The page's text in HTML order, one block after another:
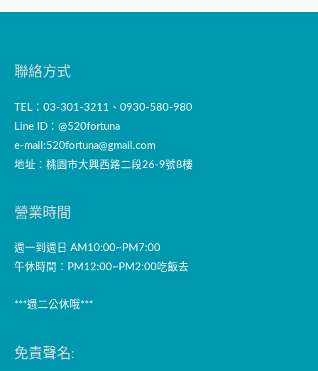
聯絡方式
TEL：03-301-3211、0930-580-980
Line ID：@520fortuna
e-mail:520fortuna@gmail.com
地址：桃園市大興西路二段26-9號8樓
營業時間
週一到週日 AM10:00~PM7:00
午休時間：PM12:00~PM2:00吃飯去
***週二公休哦***
免責聲名: